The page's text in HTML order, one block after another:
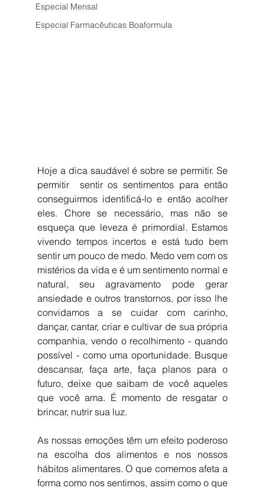
Especial Mensal
Especial Farmacêuticas Boaformula
Hoje a dica saudável é sobre se permitir. Se
permitir  sentir os sentimentos para então
conseguirmos identificá-lo e então acolher
eles. Chore se necessário, mas não se
esqueça que leveza é primordial. Estamos
vivendo tempos incertos e está tudo bem
sentir um pouco de medo. Medo vem com os
mistérios da vida e é um sentimento normal e
natural, seu agravamento pode gerar
ansiedade e outros transtornos, por isso lhe
convidamos a se cuidar com carinho,
dançar, cantar, criar e cultivar de sua própria
companhia, vendo o recolhimento - quando
possível - como uma oportunidade. Busque
descansar, faça arte, faça planos para o
futuro, deixe que saibam de você aqueles
que você ama. É momento de resgatar o
brincar, nutrir sua luz.
As nossas emoções têm um efeito poderoso
na escolha dos alimentos e nos nossos
hábitos alimentares. O que comemos afeta a
forma como nos sentimos, assim como o que